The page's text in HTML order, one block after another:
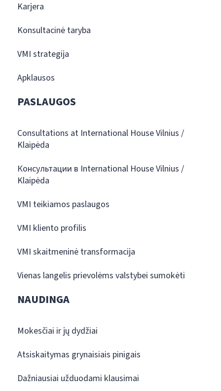
Karjera
Konsultacinė taryba
VMI strategija
Apklausos
PASLAUGOS
Consultations at International House Vilnius /
Klaipėda
Консультации в International House Vilnius /
Klaipėda
VMI teikiamos paslaugos
VMI kliento profilis
VMI skaitmeninė transformacija
Vienas langelis prievolėms valstybei sumokėti
NAUDINGA
Mokesčiai ir jų dydžiai
Atsiskaitymas grynaisiais pinigais
Dažniausiai užduodami klausimai